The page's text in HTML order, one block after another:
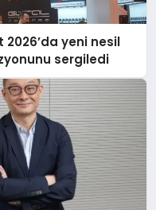
yeni nesil
sergiledi